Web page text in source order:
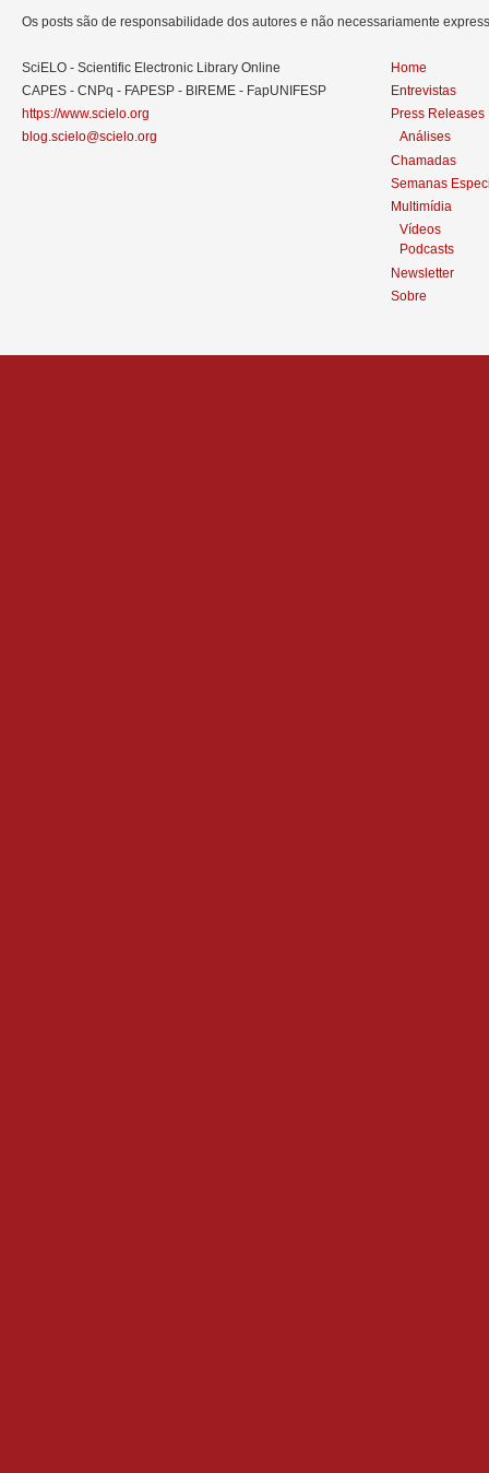
Os posts são de responsabilidade dos autores e não necessariamente
SciELO - Scientific Electronic Library Online
CAPES - CNPq - FAPESP - BIREME - FapUNIFESP
https://www.scielo.org
blog.scielo@scielo.org
Home
Entrevistas
Press Releases
Análises
Chamadas
Semanas
Multimídia
Vídeos
Podcasts
Newsletter
Sobre